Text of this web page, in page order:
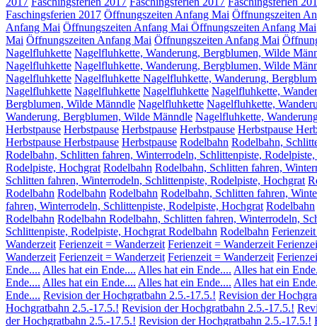
Faschingsferien 2017 Öffnungszeiten Anfang Mai Öffnungszeiten
Anfang Mai Öffnungszeiten Anfang Mai Öffnungszeiten Anfang Mai
Mai Öffnungszeiten Anfang Mai Öffnungszeiten Anfang Mai
Nagelfluhkette Nagelfluhkette, Wanderung, Bergblumen, Wilde
Nagelfluhkette Nagelfluhkette, Wanderung, Bergblumen, Wilde
Nagelfluhkette Nagelfluhkette Nagelfluhkette, Wanderung,
Nagelfluhkette Nagelfluhkette Nagelfluhkette Nagelfluhkette,
Bergblumen, Wilde Männdle Nagelfluhkette Nagelfluhkette,
Wanderung, Bergblumen, Wilde Männdle Nagelfluhkette,
Herbstpause Herbstpause Herbstpause Herbstpause Herbstpause
Herbstpause Herbstpause Herbstpause Rodelbahn Rodelbahn,
Rodelbahn, Schlitten fahren, Winterrodeln, Schlittenpiste,
Rodelpiste, Hochgrat Rodelbahn Rodelbahn, Schlitten fahren,
Schlitten fahren, Winterrodeln, Schlittenpiste, Rodelpiste, Hochgrat
Rodelbahn Rodelbahn Rodelbahn Rodelbahn, Schlitten fahren,
fahren, Winterrodeln, Schlittenpiste, Rodelpiste, Hochgrat Rodelbahn
Rodelbahn Rodelbahn Rodelbahn, Schlitten fahren, Winterrodeln,
Schlittenpiste, Rodelpiste, Hochgrat Rodelbahn Rodelbahn
Wanderzeit Ferienzeit = Wanderzeit Ferienzeit = Wanderzeit
Wanderzeit Ferienzeit = Wanderzeit Ferienzeit = Wanderzeit
Ende.... Alles hat ein Ende.... Alles hat ein Ende.... Alles hat ein
Ende.... Alles hat ein Ende.... Alles hat ein Ende.... Alles hat ein
Ende.... Revision der Hochgratbahn 2.5.-17.5.! Revision der
Hochgratbahn 2.5.-17.5.! Revision der Hochgratbahn 2.5.-17.5.!
der Hochgratbahn 2.5.-17.5.! Revision der Hochgratbahn 2.5.-17.5.!